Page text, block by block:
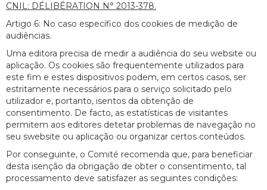
CNIL: DÉLIBÉRATION N° 2013-378.
Artigo 6: No caso específico dos cookies de medição de
audiências.
Uma editora precisa de medir a audiência do seu website ou
aplicação. Os cookies são frequentemente utilizados para
este fim e estes dispositivos podem, em certos casos, ser
estritamente necessários para o serviço solicitado pelo
utilizador e, portanto, isentos da obtenção de
consentimento. De facto, as estatísticas de visitantes
permitem aos editores detetar problemas de navegação no
seu swebsite ou aplicação ou organizar certos conteúdos.
Por conseguinte, o Comité recomenda que, para beneficiar
desta isenção da obrigação de obter o consentimento, tal
processamento deve satisfazer as seguintes condições: